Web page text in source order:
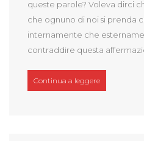
queste parole? Voleva dirci
che ognuno di noi si prenda
internamente che
contraddire questa
Continua a leggere“Prendersi